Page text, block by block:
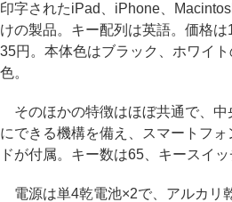
印字されたiPad、iPhone、
けの製品。キー配列は英語。価格は
35円。本体色はブラック、ホワイト
色。
そのほかの特徴はほぼ共通で、中
にできる機構を備え、スマートフ
ドが付属。キー数は65、キースイ
電源は単4乾電池×2で、アルカリ